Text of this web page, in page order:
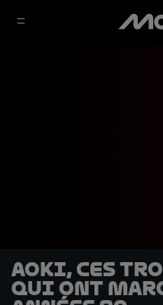
Aoki, ces
qui ont